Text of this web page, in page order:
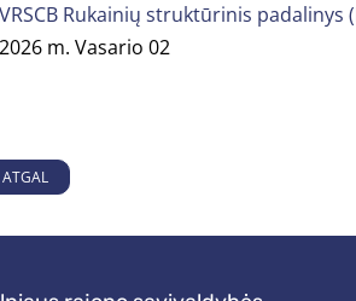
VRSCB Rukainių struktūrinis padalinys
2026 m. Vasario 02
ATGAL